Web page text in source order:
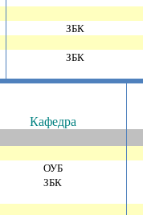
ЗБК
ЗБК
Кафедра
ОУБ
ЗБК